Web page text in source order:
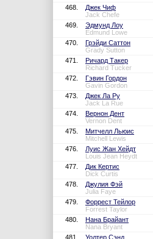
468.
Джек Чиф
Jack Chefe
469.
Эдмунд Лоу
Edmund Lowe
470.
Грэйди Саттон
Grady Sutton
471.
Ричард Такер
Richard Tucker
472.
Гэвин Гордон
Gavin Gordon
473.
Джек Ла Ру
Jack La Rue
474.
Вернон Дент
Vernon Dent
475.
Митчелл Льюис
Mitchell Lewis
476.
Луис Жан Хейдт
Louis Jean Heydt
477.
Дик Кертис
Dick Curtis
478.
Джулия Фэй
Julia Faye
479.
Форрест Тейлор
Forrest Taylor
480.
Нана Брайант
Nana Bryant
481.
Уолтер Сэнд